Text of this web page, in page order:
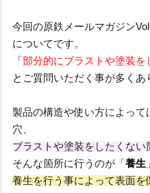
今回の原鉄メールマガジン
についてです。
「 部分的にブラストや塗装を
と ご質問いただく事が多くあ
製品の構造や使い方によっ
穴、
ブラストや塗装をしたくない
そんな箇所に行うのが「 養生
養生を行う事によって表面